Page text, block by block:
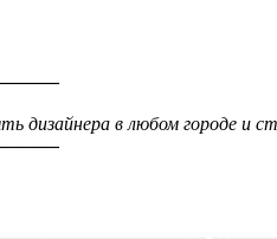
дизайнера в любом городе и